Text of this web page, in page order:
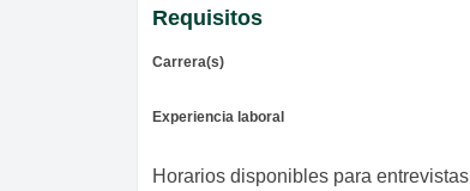
Requisitos
Carrera(s)
Experiencia laboral
Horarios disponibles para entrevistas